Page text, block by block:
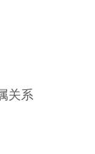
关系